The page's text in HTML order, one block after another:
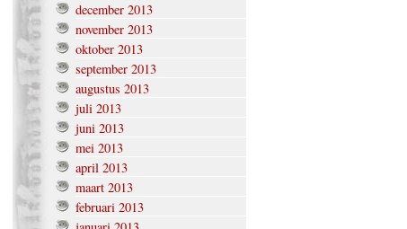
december 2013
november 2013
oktober 2013
september 2013
augustus 2013
juli 2013
juni 2013
mei 2013
april 2013
maart 2013
februari 2013